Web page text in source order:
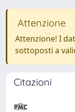
Attenzione
Attenzione! I
sottoposti a
Citazioni